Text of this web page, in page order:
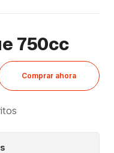
750cc
Comprar ahora